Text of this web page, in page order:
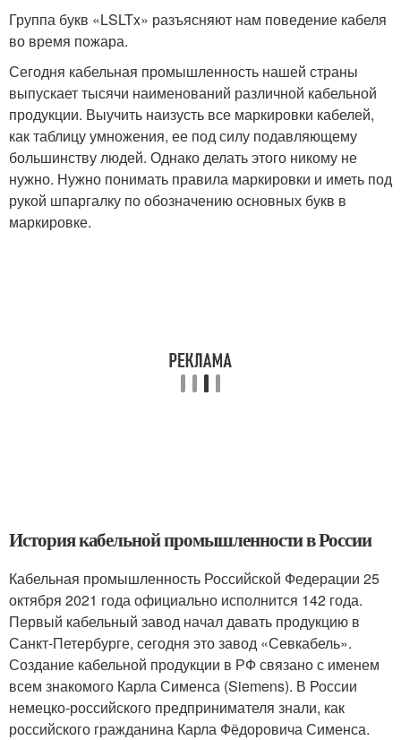
Группа букв «LSLTx» разъясняют нам поведение кабеля
во время пожара.
Сегодня кабельная промышленность нашей страны
выпускает тысячи наименований различной кабельной
продукции. Выучить наизусть все маркировки кабелей,
как таблицу умножения, ее под силу подавляющему
большинству людей. Однако делать этого никому не
нужно. Нужно понимать правила маркировки и иметь под
рукой шпаргалку по обозначению основных букв в
маркировке.
История кабельной промышленности в России
Кабельная промышленность Российской Федерации 25
октября 2021 года официально исполнится 142 года.
Первый кабельный завод начал давать продукцию в
Санкт-Петербурге, сегодня это завод «Севкабель».
Создание кабельной продукции в РФ связано с именем
всем знакомого Карла Сименса (Siemens). В России
немецко-российского предпринимателя знали, как
российского гражданина Карла Фёдоровича Сименса.